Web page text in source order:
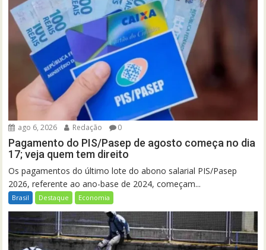
ago 6, 2026 Redação 0
Pagamento do PIS/Pasep de agosto começa no dia
17; veja quem tem direito
Os pagamentos do último lote do abono salarial PIS/Pasep
2026, referente ao ano-base de 2024, começam...
Brasil Destaque Economia